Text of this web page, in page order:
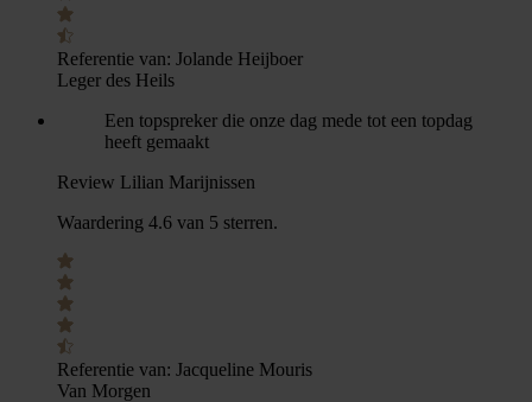
Referentie van: Jolande Heijboer
Leger des Heils
Een topspreker die onze dag mede tot een topdag
heeft gemaakt
Review Lilian Marijnissen
Waardering 4.6 van 5 sterren.
Referentie van: Jacqueline Mouris
Van Morgen